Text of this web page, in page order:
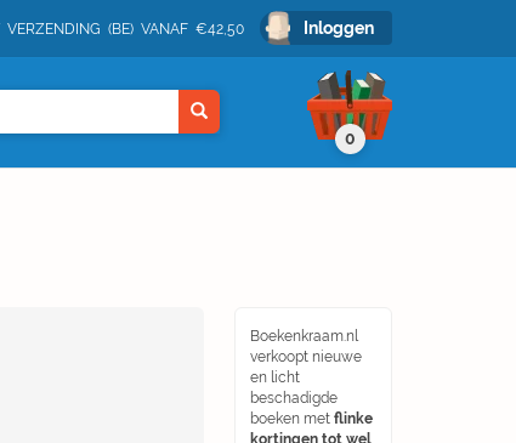
VERZENDING (BE) VANAF €42,50 Inloggen
0
Boekenkraam.nl
verkoopt nieuwe
en licht
beschadigde
boeken met flinke
kortingen tot wel